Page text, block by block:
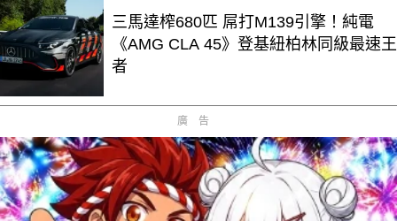
三馬達榨680匹 屌打M139引擎！純電
《AMG CLA 45》登基紐柏林同級最速王
者
廣告